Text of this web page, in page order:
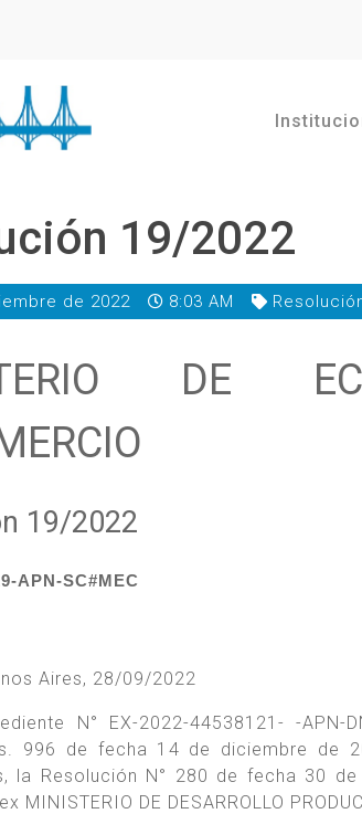
19/2022
de 2022 8:03 AM
DE
19/2022
APN-SC#MEC
Aires, 28/09/2022
N° EX-2022-44538121- -
996 de fecha 14 de diciembre de
la Resolución N° 280 de fecha 30 de
MINISTERIO DE DESARROLLO